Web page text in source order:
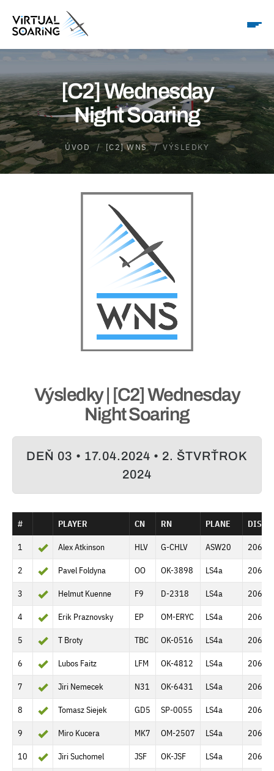
[C2] Wednesday
Night Soaring
ÚVOD [C2] WNS VÝSLEDKY
Výsledky | [C2] Wednesday
Night Soaring
DEŇ 03 • 17.04.2024 • 2. ŠTVRŤROK
2024
# PLAYER CN RN PLANE
1 Alex Atkinson HLV G-CHLV ASW20 206.6
2 Pavel Foldyna OO OK-3898 LS4a 206.6
3 Helmut Kuenne F9 D-2318 LS4a 206.6
4 Erik Praznovsky EP OM-ERYC LS4a 206.6
5 T Broty TBC OK-0516 LS4a 206.6
6 Lubos Faitz LFM OK-4812 LS4a 206.6
7 Jiri Nemecek N31 OK-6431 LS4a 206.6
8 Tomasz Siejek GD5 SP-0055 LS4a 206.6
9 Miro Kucera MK7 OM-2507 LS4a 206.6
10 Jiri Suchomel JSF OK-JSF LS4a 206.6